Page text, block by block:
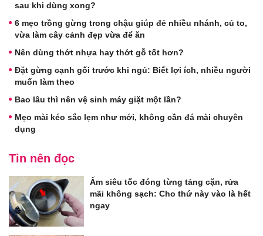
sau khi dùng xong?
6 mẹo trồng gừng trong chậu giúp đẻ nhiều nhánh, củ to,
vừa làm cây cảnh đẹp vừa để ăn
Nên dùng thớt nhựa hay thớt gỗ tốt hơn?
Đặt gừng cạnh gối trước khi ngủ: Biết lợi ích, nhiều người
muốn làm theo
Bao lâu thì nên vệ sinh máy giặt một lần?
Mẹo mài kéo sắc lẹm như mới, không cần đá mài chuyên
dụng
Tin nên đọc
Ấm siêu tốc đóng từng tảng cặn, rửa
mãi không sạch: Cho thứ này vào là hết
ngay